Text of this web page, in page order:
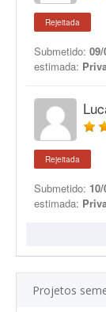
Rejeitada
Submetido: 09/
estimada:
Rejeitada
Submetido:
estimada:
Projetos